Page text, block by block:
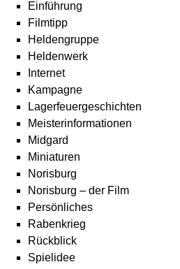
Einführung
Filmtipp
Heldengruppe
Heldenwerk
Internet
Kampagne
Lagerfeuergeschichten
Meisterinformationen
Midgard
Miniaturen
Norisburg
Norisburg – der Film
Persönliches
Rabenkrieg
Rückblick
Spielidee